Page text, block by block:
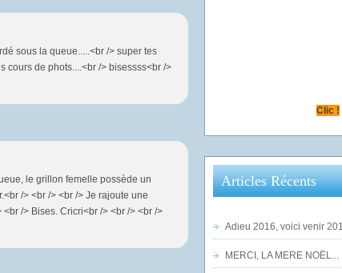
sous la queue.....<br /> super tes
cours de phots....<br /> bisessss<br />
le grillon femelle possède un
/> <br /> <br /> Je rajoute une
/> Bises. Cricri<br /> <br /> <br />
Clic !
Articles Récents
Adieu 2016, voici venir
MERCI, LA MERE NOËL...